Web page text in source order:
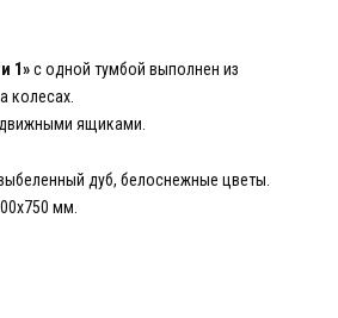
1»с одной тумбой выполнен из
колесах.
ящиками.
дуб, белоснежные цветы.
мм.